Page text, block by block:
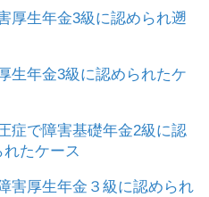
厚生年金3級に認められ遡
生年金3級に認められたケ
症で障害基礎年金2級に認
たケース
害厚生年金３級に認められ